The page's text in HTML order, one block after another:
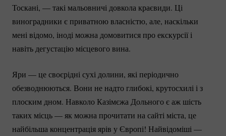
Тоскані, — такі мальовничі довкола краєвиди. Ці
виноградники є приватною власністю, але, наскільки
мені відомо, іноді можна домовитися про екскурсії і
навіть дегустацію місцевого вина.
Яри — це своєрідні сухі долини, які періодично
обезводнюються. Вони не надто глибокі, крутосхилі і з
плоским дном. Навколо Казімєжа Дольного є аж шість
таких місць — як можна прочитати на сайті міста, це
найбільша концентрація ярів у Європі! Найвідоміші —